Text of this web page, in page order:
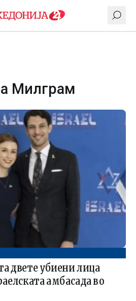
Милграм
двете убиени лица
амбасада во